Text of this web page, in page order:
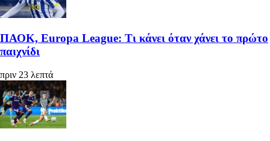
ΠΑΟΚ, Europa League: Τι κάνει όταν χάνει το πρώτο
παιχνίδι
πριν 23 λεπτά